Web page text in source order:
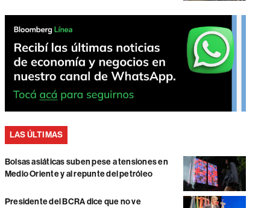
LAS ÚLTIMAS
Bolsas asiáticas suben pese a tensiones en
Medio Oriente y al repunte del petróleo
Presidente del BCRA dice que no ve